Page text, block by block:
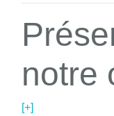
notre
[+]